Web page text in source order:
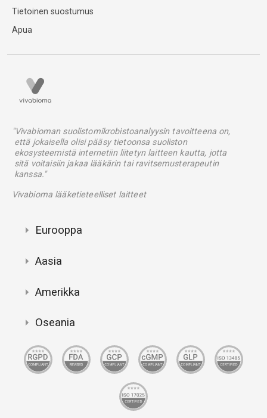
Tietoinen suostumus
Apua
"Vivabioman suolistomikrobistoanalyysin tavoitteena on,
että jokaisella olisi pääsy tietoonsa suoliston
ekosysteemistä internetiin liitetyn laitteen kautta, jotta
sitä voitaisiin jakaa lääkärin tai ravitsemusterapeutin
kanssa."
Vivabioma lääketieteelliset laitteet
Eurooppa
Aasia
Amerikka
Oseania